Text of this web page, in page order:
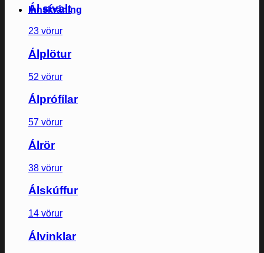
Innskráning
Ál sívalt
23 vörur
Álplötur
52 vörur
Álprófílar
57 vörur
Álrör
38 vörur
Álskúffur
14 vörur
Álvinklar